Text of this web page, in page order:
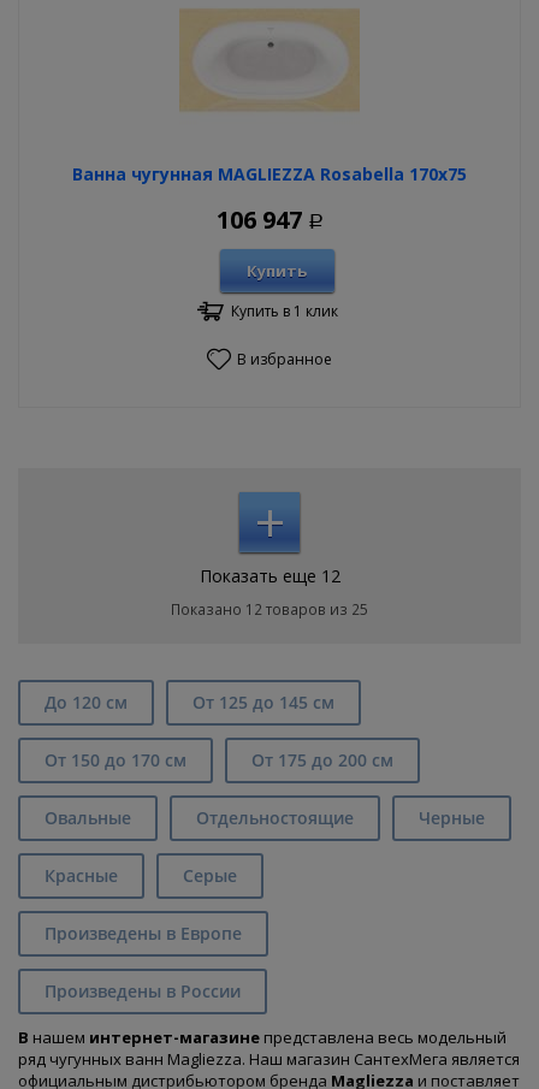
Ванна чугунная MAGLIEZZA Rosabella 170х75
106 947 Р
Купить
Купить в 1 клик
В избранное
+
Показать еще 12
Показано 12 товаров из 25
До 120 см От 125 до 145 см
От 150 до 170 см От 175 до 200 см
Овальные Отдельностоящие Черные
Красные Серые
Произведены в Европе
Произведены в России
В нашем интернет-магазине представлена весь модельный
ряд чугунных ванн Magliezza. Наш магазин СантехМега является
официальным дистрибьютором бренда Magliezza и поставляет